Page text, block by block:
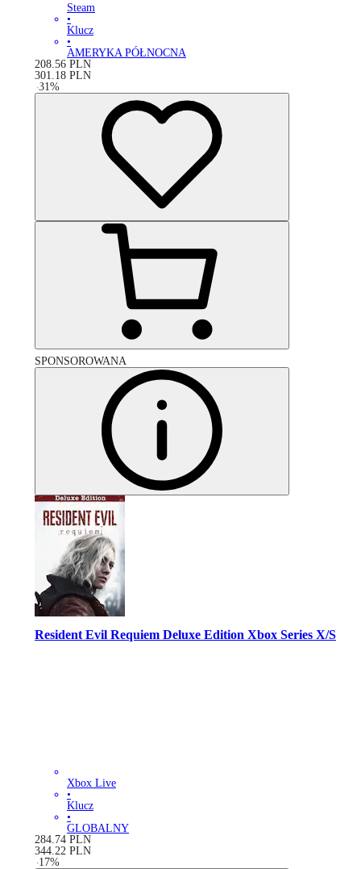
Steam
•
Klucz
•
AMERYKA PÓŁNOCNA
208.56 PLN
301.18 PLN
-31 %
SPONSOROWANA
Resident Evil Requiem Deluxe Edition Xbox Series X/S
Xbox Live
•
Klucz
•
GLOBALNY
284.74 PLN
344.22 PLN
-17%